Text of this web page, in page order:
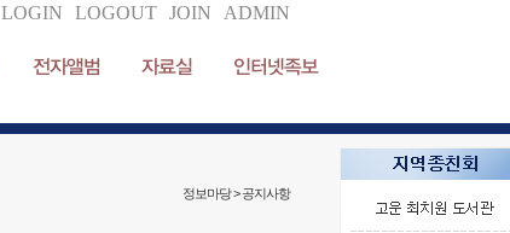
LOGIN LOGOUT JOIN ADMIN
전자앨범 자료실 인터넷족보
정보마당 > 공지사항